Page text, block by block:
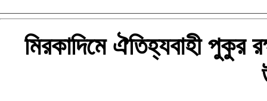
মিরকাদিমে ঐতিহ্যবাহী পুকুর